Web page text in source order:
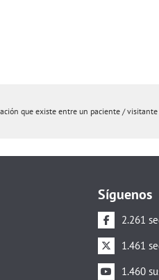
que existe entre un paciente /
Síguenos
2.261
1.461
1.460